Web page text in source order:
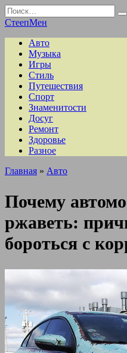
Перейти
к
Search
for:
СтеепМен
Авто
Музыка
Игры
Стиль
Путешествия
Спорт
Знаменитости
Досуг
Ремонт
Здоровье
Разное
Главная » Авто
Почему
ржаветь:
бороться с